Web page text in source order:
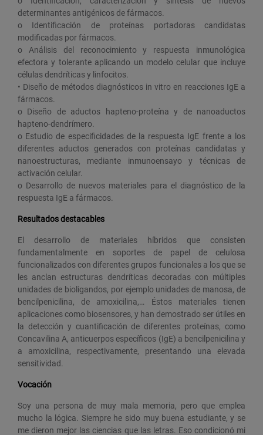
determinantes antigénicos de fármacos.
o Identificación de proteínas portadoras candidatas
modificadas por fármacos.
o Análisis del reconocimiento y respuesta inmunológica
efectora y tolerante aplicando un modelo celular que incluye
células dendríticas y linfocitos.
• Diseño de métodos diagnósticos in vitro en reacciones IgE a
fármacos.
o Diseño de aductos hapteno-proteína y de nanoaductos
hapteno-dendrímero.
o Estudio de especificidades de la respuesta IgE frente a los
diferentes aductos generados con proteínas candidatas y
nanoestructuras, mediante inmunoensayo y técnicas de
activación celular.
o Desarrollo de nuevos materiales para el diagnóstico de la
respuesta IgE a fármacos.
Resultados destacables
El desarrollo de materiales híbridos que consisten
fundamentalmente en soportes de papel de celulosa
funcionalizados con diferentes grupos funcionales a los que se
les anclan estructuras dendríticas decoradas con múltiples
unidades de bioligandos, por ejemplo unidades de manosa, de
bencilpenicilina, de amoxicilina,… Éstos materiales tienen
aplicaciones como biosensores, y han demostrado ser útiles en
la detección y cuantificación de diferentes proteínas, como
Concavilina A, anticuerpos específicos (IgE) a bencilpenicilina y
a amoxicilina, respectivamente, presentando una elevada
sensitividad.
Vocación
Soy una persona de muy mala memoria, pero que emplea
mucho la lógica. Siempre he sido muy buena estudiante, y se
me dieron mejor las ciencias que las letras. Eso condicionó mi